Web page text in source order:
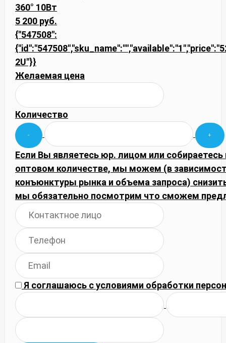
360° 10Вт
5 200 руб.
{"547508":
2U"}}
Желаемая цена
Количество
Если Вы являетесь юр. лицом или собираетесь
оптовом количестве, мы можем (в
конъюнктуры рынка и объема запроса)
мы обязательно посмотрим что сможем
Я соглашаюсь сусловиями обработки